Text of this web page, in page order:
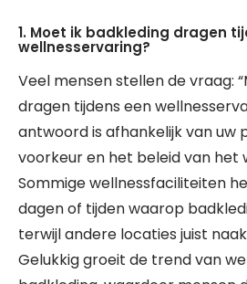
1. Moet ik badkleding dragen
wellnesservaring?
Veel mensen stellen de vraag:
dragen tijdens een
antwoord is afhankelijk van uw
voorkeur en het beleid van het
Sommige wellnessfaciliteiten
dagen of tijden waarop
terwijl andere locaties juist
Gelukkig groeit de trend van